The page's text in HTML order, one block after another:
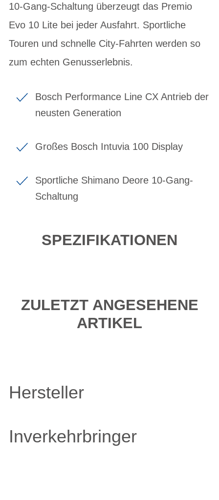
10-Gang-Schaltung überzeugt das Premio
Evo 10 Lite bei jeder Ausfahrt. Sportliche
Touren und schnelle City-Fahrten werden so
zum echten Genusserlebnis.
Bosch Performance Line CX Antrieb der
neusten Generation
Großes Bosch Intuvia 100 Display
Sportliche Shimano Deore 10-Gang-
Schaltung
SPEZIFIKATIONEN
ZULETZT ANGESEHENE
ARTIKEL
Hersteller
Inverkehrbringer